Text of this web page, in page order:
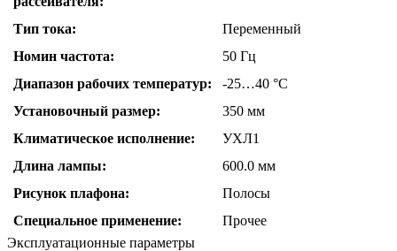
Тип тока:
Переменный
Номин частота:
50 Гц
Диапазон рабочих температур:
-25…40 °C
Установочный размер:
350 мм
Климатическое исполнение:
УХЛ1
Длина лампы:
600.0 мм
Рисунок плафона:
Полосы
Специальное применение:
Прочее
Эксплуатационные параметры